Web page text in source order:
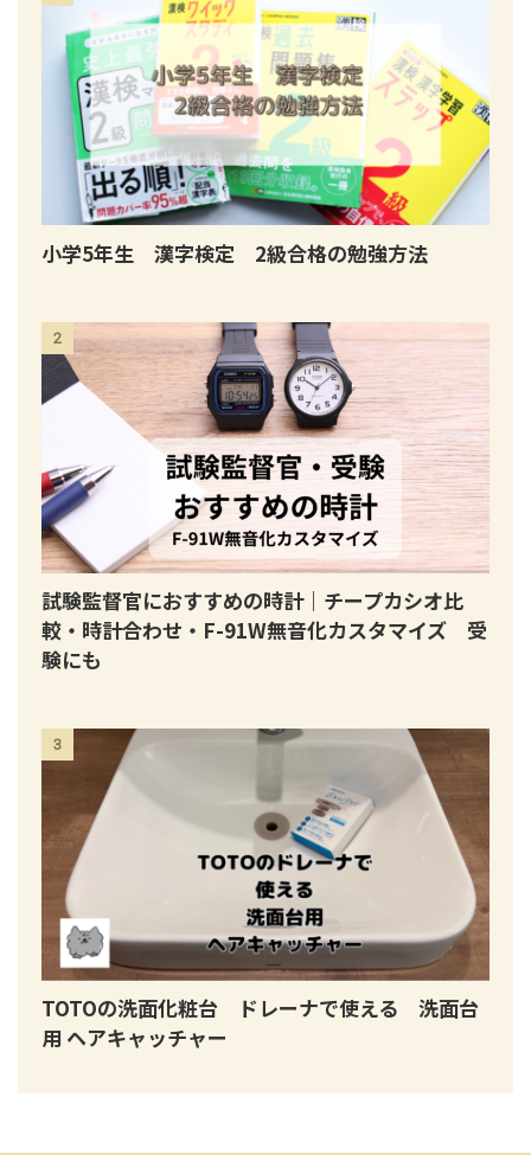
小学5年生 漢字検定 2級合格の勉強方法
2
試験監督官におすすめの時計｜チープカシオ比
較・時計合わせ・F-91W無音化カスタマイズ 受
験にも
3
TOTOの洗面化粧台 ドレーナで使える 洗面台
用 ヘアキャッチャー